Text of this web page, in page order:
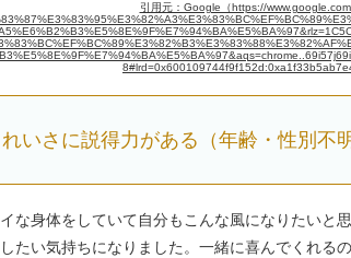
引用元：Google（https://
いさに説得力がある（年齢・性別不明
な身体をしていて自分もこんな風になりたいと
たい気持ちになりました。一緒に喜んでくれる